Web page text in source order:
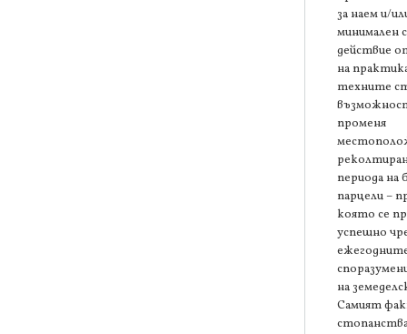
за наем и/
минимален
действие
на
техните
променя
периода на
парцели –
която се
успешно
на
Самият